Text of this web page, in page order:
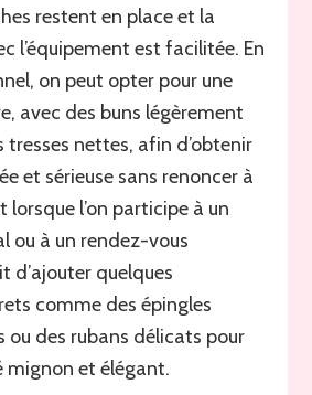
restent en place et la
l’équipement est facilitée. En
on peut opter pour une
avec des buns légèrement
tresses nettes, afin d’obtenir
et sérieuse sans renoncer à
lorsque l’on participe à un
ou à un rendez-vous
d’ajouter quelques
comme des épingles
ou des rubans délicats pour
mignon et élégant.